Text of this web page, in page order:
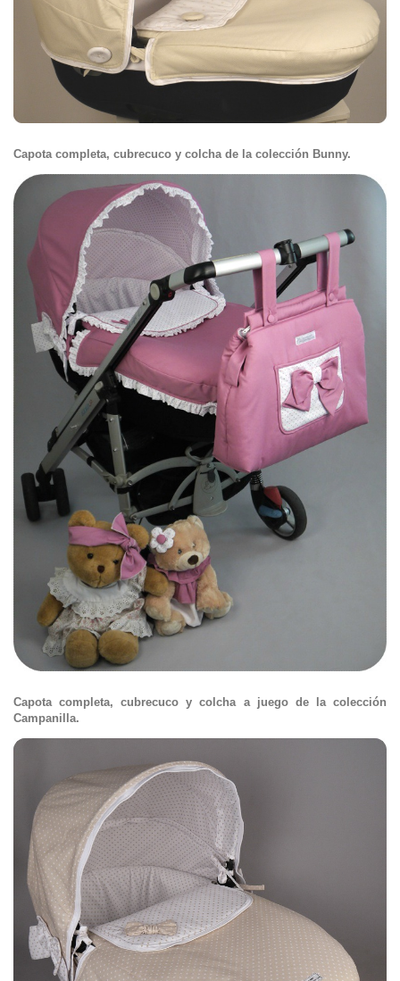
Capota completa, cubrecuco y colcha de la colección Bunny.
Capota completa, cubrecuco y colcha a juego de la colección
Campanilla.